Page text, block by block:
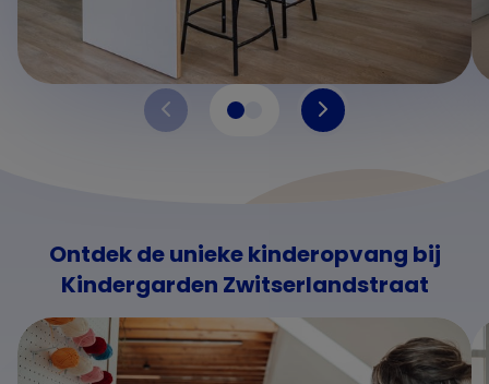
Ontdek de unieke kinderopvang bij
Kindergarden Zwitserlandstraat